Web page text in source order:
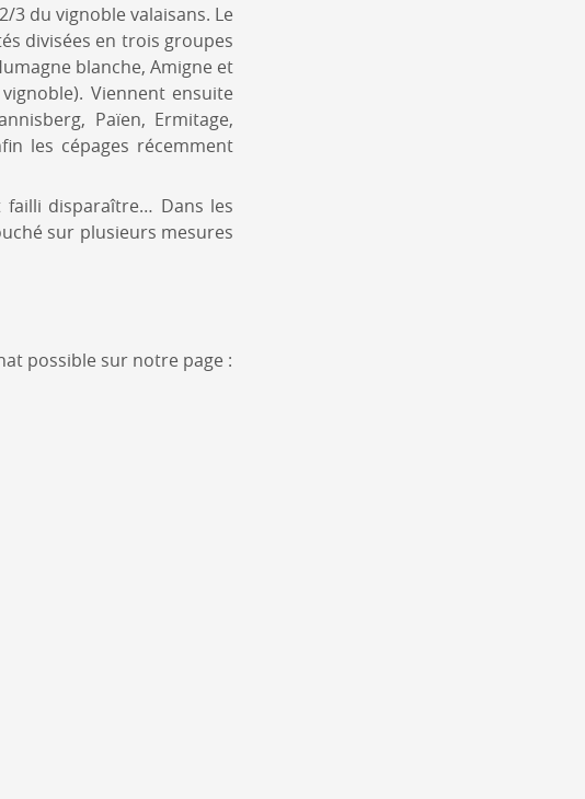
3 du vignoble valaisans. Le
divisées en trois groupes
blanche, Amigne et
Viennent ensuite
Païen, Ermitage,
les cépages récemment
failli disparaître… Dans les
sur plusieurs mesures
possible sur notre page :